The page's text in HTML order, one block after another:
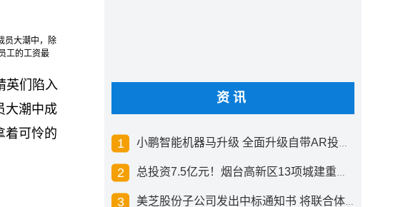
员大潮中，除
工的工资最
英们陷入
大潮中成
着可怜的
资讯
小鹏智能机器马升级 全面升级自带AR投影创新交互方式
总投资7.5亿元！烟台高新区13项城建重点工程开工
美芝股份子公司发出中标通知书 将联合体中标1.36亿元总承包项目